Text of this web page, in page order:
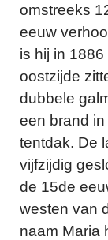
omstreeks
eeuw
is hij in
oostzijde
dubbele
een brand
tentdak. De
vijfzijdig
de 15de
westen van
naam Maria